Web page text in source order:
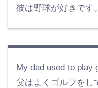
彼は野球が好きです。
My dad used to play
父はよくゴルフをし